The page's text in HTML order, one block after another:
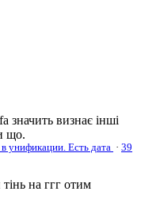
значить визнає інші
що.
унификации. Есть дата · 39
на ггг отим